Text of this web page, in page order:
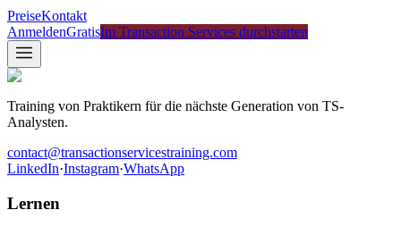
PreiseKontakt
AnmeldenGratisIm Transaction Services durchstarten
Training von Praktikern für die nächste Generation von TS-
Analysten.
contact@transactionservicestraining.com
LinkedIn·Instagram·WhatsApp
Lernen